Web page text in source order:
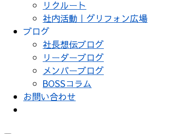
リクルート
社内活動｜グリフォン広場
ブログ
社長想伝ブログ
リーダーブログ
メンバーブログ
BOSSコラム
お問い合わせ